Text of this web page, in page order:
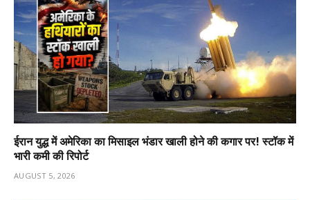
ईरान युद्ध में अमेरिका का मिसाइल भंडार खाली होने की कगार पर! स्टॉक में
भारी कमी की रिपोर्ट
AUGUST 5, 2026